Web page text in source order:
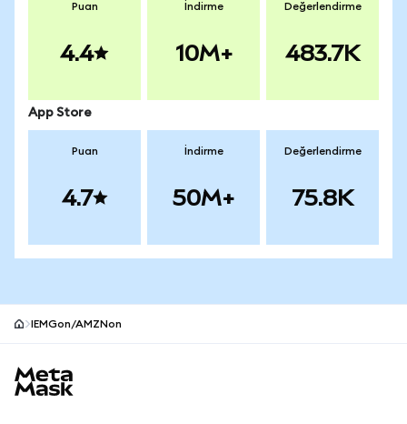
Puan
4.4
İndirme
10M+
Değerlendirme
483.7K
App Store
Puan
4.7
İndirme
50M+
Değerlendirme
75.8K
IEMGon/AMZNon